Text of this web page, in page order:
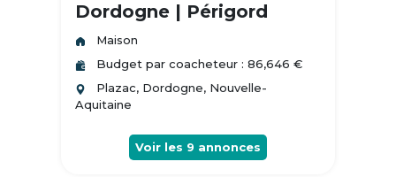
Dordogne | Périgord
Maison
Budget par coacheteur : 86,646 €
Plazac, Dordogne, Nouvelle-
Aquitaine
Voir les 9 annonces